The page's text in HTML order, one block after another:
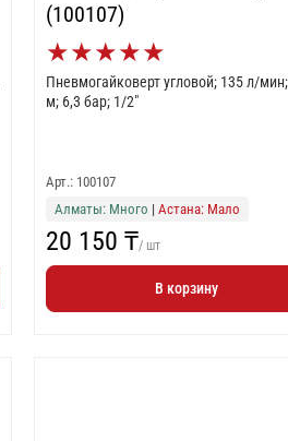
(100107)
★★★★★
Пневмогайковерт угловой; 135 л/
м; 6,3 бар; 1/2"
Арт.: 100107
Алматы: Много |Астана: Мало
20 150 ₸/ шт
В корзину